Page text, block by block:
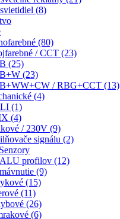
(8)
(80)
/ CCT (23)
(25)
(23)
/ RBG+CCT (13)
(4)
(1)
(4)
/ 230V (9)
signálu (2)
profilov (12)
(9)
(15)
(11)
(26)
(6)